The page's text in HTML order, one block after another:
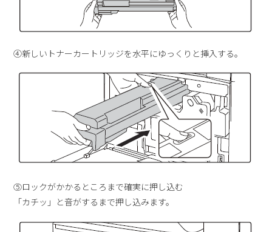
④新しいトナーカートリッジを水平にゆっくりと挿入する。
⑤ロックがかかるところまで確実に押し込む
「カチッ」と音がするまで押し込みます。